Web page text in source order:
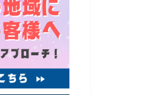
フィットネスジム・スポーツ
ジム